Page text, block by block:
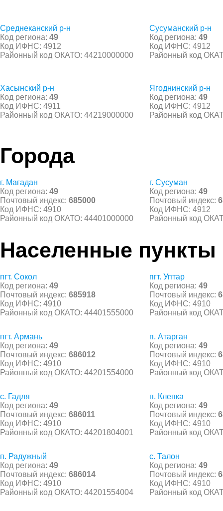
Среднеканский р-н
Код региона: 49
Код ИФНС: 4912
Районный код ОКАТО: 44210000000
Сусуманский р-н
Код региона: 49
Код ИФНС: 4912
Районный код
Хасынский р-н
Код региона: 49
Код ИФНС: 4911
Районный код ОКАТО: 44219000000
Ягоднинский р-н
Код региона: 49
Код ИФНС: 4912
Районный код
Города
г. Магадан
Код региона: 49
Почтовый индекс: 685000
Код ИФНС: 4910
Районный код ОКАТО: 44401000000
г. Сусуман
Код региона: 49
Почтовый индекс:
Код ИФНС: 4912
Районный код
Населенные пункты
пгт. Сокол
Код региона: 49
Почтовый индекс: 685918
Код ИФНС: 4910
Районный код ОКАТО: 44401555000
пгт. Уптар
Код региона: 49
Почтовый индекс:
Код ИФНС: 4910
Районный код
пгт. Армань
Код региона: 49
Почтовый индекс: 686012
Код ИФНС: 4910
Районный код ОКАТО: 44201554000
п. Атарган
Код региона: 49
Почтовый индекс:
Код ИФНС: 4910
Районный код
с. Гадля
Код региона: 49
Почтовый индекс: 686011
Код ИФНС: 4910
Районный код ОКАТО: 44201804001
п. Клепка
Код региона: 49
Почтовый индекс:
Код ИФНС: 4910
Районный код
п. Радужный
Код региона: 49
Почтовый индекс: 686014
Код ИФНС: 4910
Районный код ОКАТО: 44201554004
с. Талон
Код региона: 49
Почтовый индекс:
Код ИФНС: 4910
Районный код